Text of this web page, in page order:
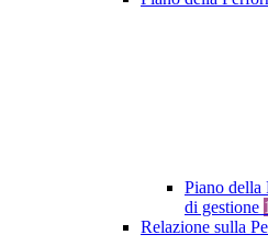
Piano della
di gestione 1
Relazione sulla